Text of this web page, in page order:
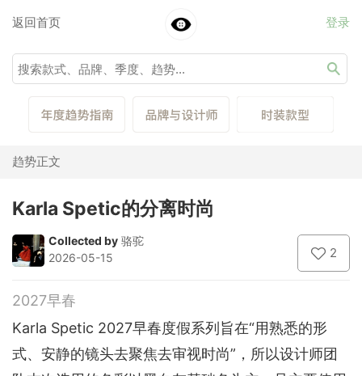
返回首页 登录
趋势正文
Karla Spetic的分离时尚
Collected by 骆驼
2026-05-15
2
2027早春
Karla Spetic 2027早春度假系列旨在“用熟悉的形
式、安静的镜头去聚焦去审视时尚”，所以设计师团